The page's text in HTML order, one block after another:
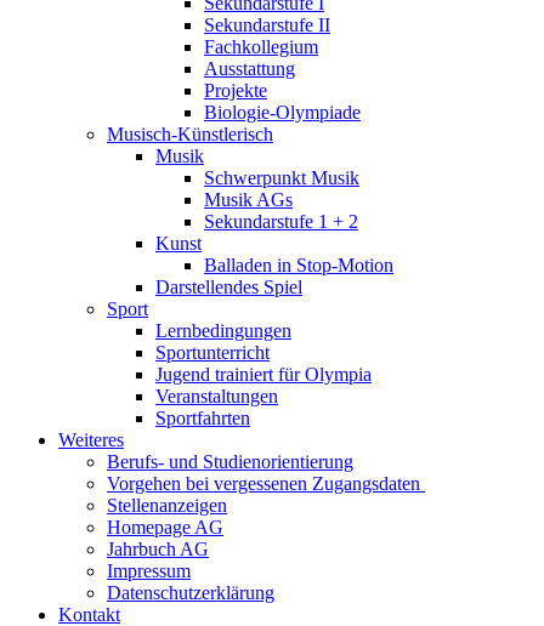
Sekundarstufe II
Fachkollegium
Ausstattung
Projekte
Biologie-Olympiade
Musisch-Künstlerisch
Musik
Schwerpunkt Musik
Musik AGs
Sekundarstufe 1 + 2
Kunst
Balladen in Stop-Motion
Darstellendes Spiel
Sport
Lernbedingungen
Sportunterricht
Jugend trainiert für Olympia
Veranstaltungen
Sportfahrten
Weiteres
Berufs- und Studienorientierung
Vorgehen bei vergessenen Zugangsdaten
Stellenanzeigen
Homepage AG
Jahrbuch AG
Impressum
Datenschutzerklärung
Kontakt